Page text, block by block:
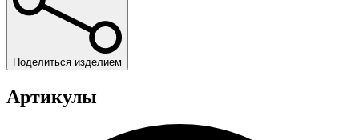
Поделиться изделием
Артикулы